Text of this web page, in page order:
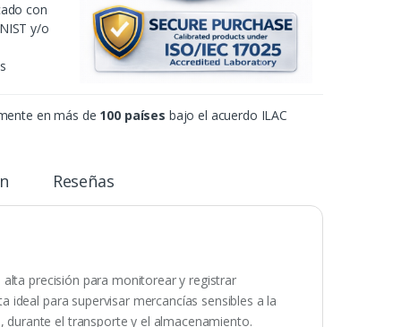
con
y/o
en más de 100 países bajo el acuerdo ILAC
Reseñas
precisión para monitorear y registrar
para supervisar mercancías sensibles a la
el transporte y el almacenamiento.